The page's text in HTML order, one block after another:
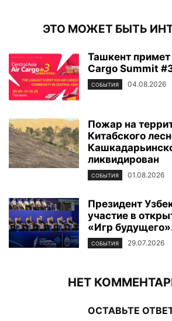
ЭТО МОЖЕТ БЫТЬ
Ташкент
Cargo Summit
СОБЫТИЯ 04.08.2026
Пожар на
Китабского
ликвидирован
СОБЫТИЯ 01.08.2026
Президент
участие в
«Игр
СОБЫТИЯ 29.07.2026
НЕТ
ОСТАВЬТЕ